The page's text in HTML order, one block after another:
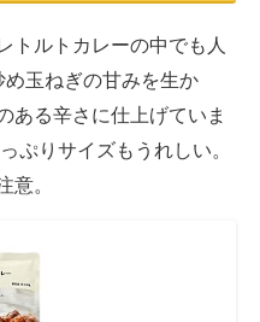
ルトカレーの中でも人
玉ねぎの甘みを生か
ある辛さに仕上げていま
ぷりサイズもうれしい。
意。